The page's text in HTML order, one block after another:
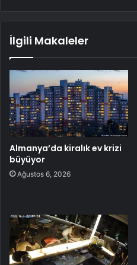
İlgili Makaleler
Almanya’da kiralık ev krizi
büyüyor
Ağustos 6, 2026